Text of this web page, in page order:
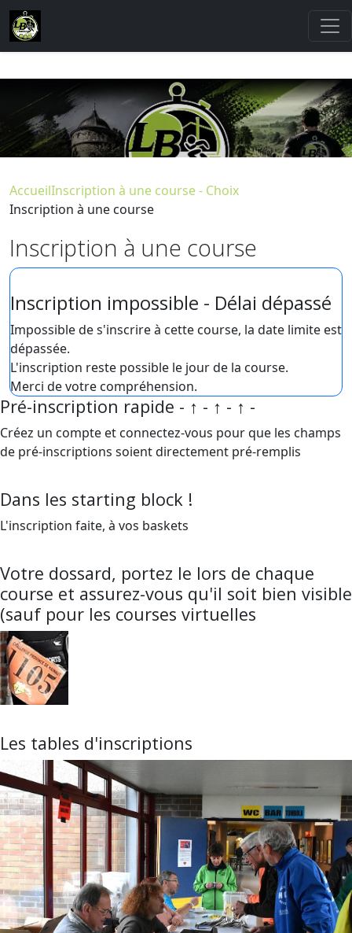
AccueilInscription à une course - Choix
Inscription à une course
Inscription à une course
Inscription impossible - Délai dépassé
Impossible de s'inscrire à cette course, la date limite est
dépassée.
L'inscription reste possible le jour de la course.
Merci de votre compréhension.
Pré-inscription rapide - ↑ - ↑ - ↑ -
Créez un compte et connectez-vous pour que les champs
de pré-inscriptions soient directement pré-remplis
Dans les starting block !
L'inscription faite, à vos baskets
Votre dossard, portez le lors de chaque
course et assurez-vous qu'il soit bien visible
(sauf pour les courses virtuelles
Les tables d'inscriptions